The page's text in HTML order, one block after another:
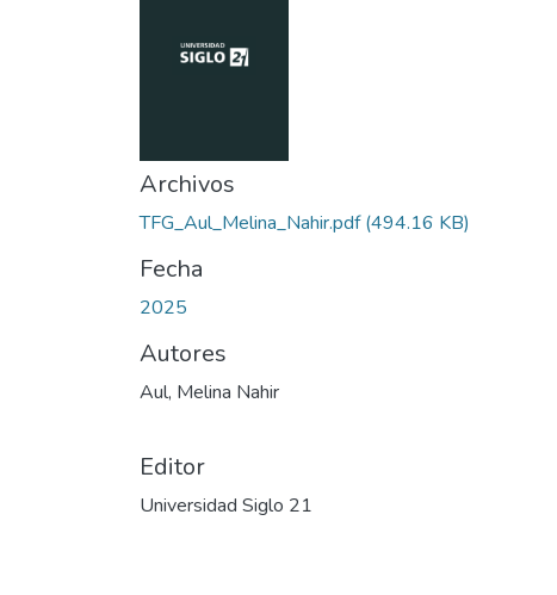
Archivos
TFG_Aul_Melina_Nahir.pdf(494.16 KB)
Fecha
2025
Autores
Aul, Melina Nahir
Editor
Universidad Siglo 21